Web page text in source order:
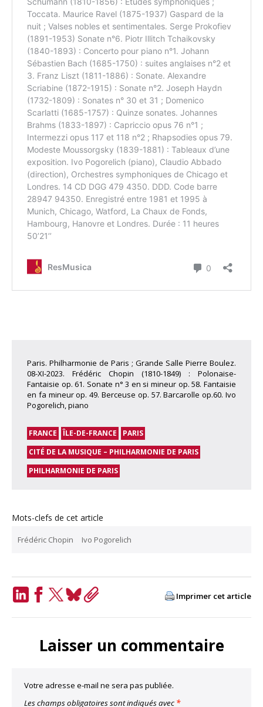
Paris. Philharmonie de Paris ; Grande Salle Pierre Boulez.
08-XI-2023. Frédéric Chopin (1810-1849) : Polonaise-
Fantaisie op. 61. Sonate n° 3 en si mineur op. 58. Fantaisie
en fa mineur op. 49. Berceuse op. 57. Barcarolle op.60. Ivo
Pogorelich, piano
FRANCE ÎLE-DE-FRANCE
PARIS
CITÉ DE LA MUSIQUE – PHILHARMONIE DE PARIS
PHILHARMONIE DE PARIS
Mots-clefs de cet article
Frédéric Chopin Ivo Pogorelich
Imprimer cet article
Laisser un commentaire
Votre adresse e-mail ne sera pas publiée.
Les champs obligatoires sont indiqués avec *